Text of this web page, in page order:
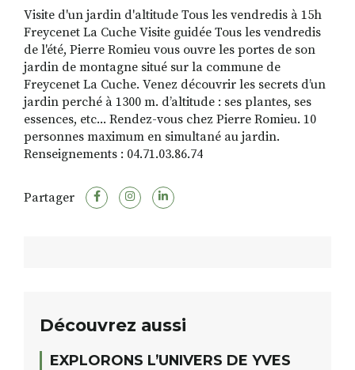
RECHERCHER
S'ABONNER
S'INSCRIRE À LA NEWSLETTER
FACEBOOKINSTAGRAM
LINKEDINYOUTUBE
Visite d'un jardin d'altitude Tous les vendredis à 15h
Freycenet La Cuche Visite guidée Tous les vendredis
de l'été, Pierre Romieu vous ouvre les portes de son
jardin de montagne situé sur la commune de
Freycenet La Cuche. Venez découvrir les secrets d’un
jardin perché à 1300 m. d’altitude : ses plantes, ses
essences, etc... Rendez-vous chez Pierre Romieu. 10
personnes maximum en simultané au jardin.
Renseignements : 04.71.03.86.74
Partager
Découvrez aussi
EXPLORONS L’UNIVERS DE YVES